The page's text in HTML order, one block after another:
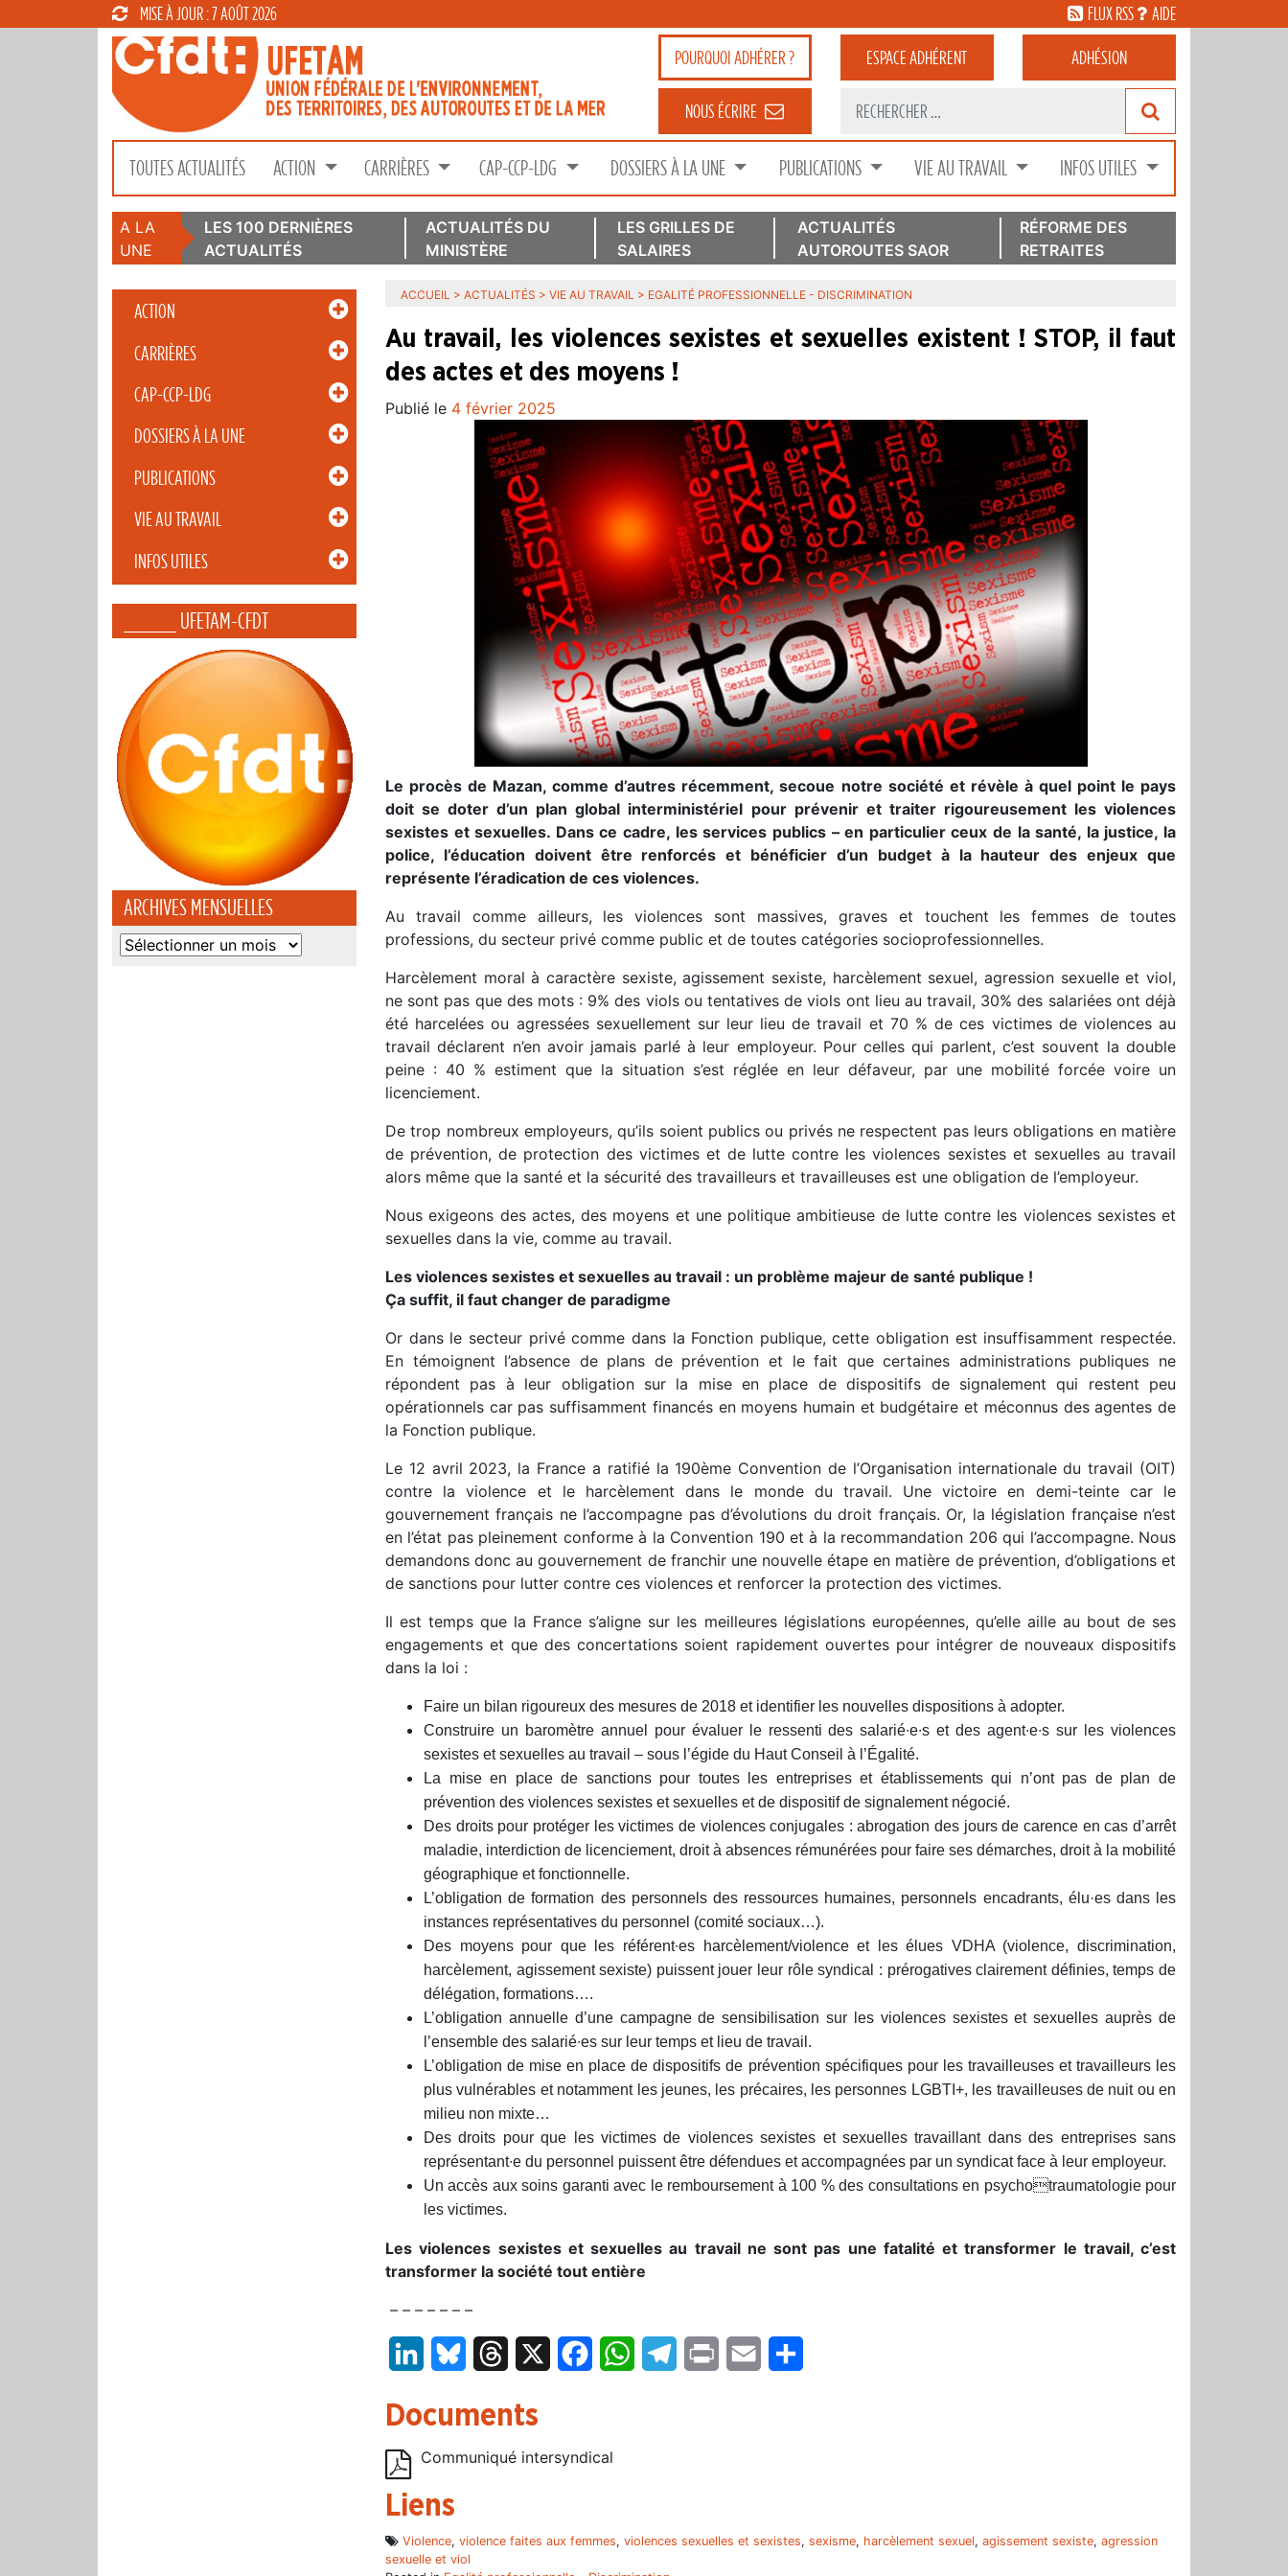
MISE À JOUR : 7 AOÛT 2026 FLUX RSS AIDE
POURQUOIADHÉRER ? ESPACEADHÉRENT ADHÉSION
NOUS ÉCRIRE
TOUTES ACTUALITÉS ACTION CARRIÈRES CAP-CCP-LDG DOSSIERS À LA UNE PUBLICATIONS VIE AU TRAVAIL INFOS UTILES
A LA
UNE
LES 100 DERNIÈRES
ACTUALITÉS
ACTUALITÉS DU
MINISTÈRE
LES GRILLES DE
SALAIRES
ACTUALITÉS
AUTOROUTES SAOR
RÉFORME DES
RETRAITES
ACTION
CARRIÈRES
CAP-CCP-LDG
DOSSIERS À LA UNE
PUBLICATIONS
VIE AU TRAVAIL
INFOS UTILES
_____ UFETAM-CFDT
ARCHIVES MENSUELLES
Archives
ACCUEIL > ACTUALITÉS > VIE AU TRAVAIL > EGALITÉ PROFESSIONNELLE - DISCRIMINATION
Au travail, les violences sexistes et sexuelles existent ! STOP, il faut
des actes et des moyens !
Publié le 4 février 2025
Le procès de Mazan, comme d’autres récemment, secoue notre société et révèle à quel point le pays
doit se doter d’un plan global interministériel pour prévenir et traiter rigoureusement les violences
sexistes et sexuelles. Dans ce cadre, les services publics – en particulier ceux de la santé, la justice, la
police, l’éducation doivent être renforcés et bénéficier d’un budget à la hauteur des enjeux que
représente l’éradication de ces violences.
Au travail comme ailleurs, les violences sont massives, graves et touchent les femmes de toutes
professions, du secteur privé comme public et de toutes catégories socioprofessionnelles.
Harcèlement moral à caractère sexiste, agissement sexiste, harcèlement sexuel, agression sexuelle et viol,
ne sont pas que des mots : 9% des viols ou tentatives de viols ont lieu au travail, 30% des salariées ont déjà
été harcelées ou agressées sexuellement sur leur lieu de travail et 70 % de ces victimes de violences au
travail déclarent n’en avoir jamais parlé à leur employeur. Pour celles qui parlent, c’est souvent la double
peine : 40 % estiment que la situation s’est réglée en leur défaveur, par une mobilité forcée voire un
licenciement.
De trop nombreux employeurs, qu’ils soient publics ou privés ne respectent pas leurs obligations en matière
de prévention, de protection des victimes et de lutte contre les violences sexistes et sexuelles au travail
alors même que la santé et la sécurité des travailleurs et travailleuses est une obligation de l’employeur.
Nous exigeons des actes, des moyens et une politique ambitieuse de lutte contre les violences sexistes et
sexuelles dans la vie, comme au travail.
Les violences sexistes et sexuelles au travail : un problème majeur de santé publique !
Ça suffit, il faut changer de paradigme
Or dans le secteur privé comme dans la Fonction publique, cette obligation est insuffisamment respectée.
En témoignent l’absence de plans de prévention et le fait que certaines administrations publiques ne
répondent pas à leur obligation sur la mise en place de dispositifs de signalement qui restent peu
opérationnels car pas suffisamment financés en moyens humain et budgétaire et méconnus des agentes de
la Fonction publique.
Le 12 avril 2023, la France a ratifié la 190ème Convention de l’Organisation internationale du travail (OIT)
contre la violence et le harcèlement dans le monde du travail. Une victoire en demi-teinte car le
gouvernement français ne l’accompagne pas d’évolutions du droit français. Or, la législation française n’est
en l’état pas pleinement conforme à la Convention 190 et à la recommandation 206 qui l’accompagne. Nous
demandons donc au gouvernement de franchir une nouvelle étape en matière de prévention, d’obligations et
de sanctions pour lutter contre ces violences et renforcer la protection des victimes.
Il est temps que la France s’aligne sur les meilleures législations européennes, qu’elle aille au bout de ses
engagements et que des concertations soient rapidement ouvertes pour intégrer de nouveaux dispositifs
dans la loi :
Faire un bilan rigoureux des mesures de 2018 et identifier les nouvelles dispositions à adopter.
Construire un baromètre annuel pour évaluer le ressenti des salarié∙e∙s et des agent∙e∙s sur les violences
sexistes et sexuelles au travail – sous l’égide du Haut Conseil à l’Égalité.
La mise en place de sanctions pour toutes les entreprises et établissements qui n’ont pas de plan de
prévention des violences sexistes et sexuelles et de dispositif de signalement négocié.
Des droits pour protéger les victimes de violences conjugales : abrogation des jours de carence en cas d’arrêt
maladie, interdiction de licenciement, droit à absences rémunérées pour faire ses démarches, droit à la mobilité
géographique et fonctionnelle.
L’obligation de formation des personnels des ressources humaines, personnels encadrants, élu·es dans les
instances représentatives du personnel (comité sociaux…).
Des moyens pour que les référent∙es harcèlement/violence et les élues VDHA (violence, discrimination,
harcèlement, agissement sexiste) puissent jouer leur rôle syndical : prérogatives clairement définies, temps de
délégation, formations….
L’obligation annuelle d’une campagne de sensibilisation sur les violences sexistes et sexuelles auprès de
l’ensemble des salarié∙es sur leur temps et lieu de travail.
L’obligation de mise en place de dispositifs de prévention spécifiques pour les travailleuses et travailleurs les
plus vulnérables et notamment les jeunes, les précaires, les personnes LGBTI+, les travailleuses de nuit ou en
milieu non mixte…
Des droits pour que les victimes de violences sexistes et sexuelles travaillant dans des entreprises sans
représentant∙e du personnel puissent être défendues et accompagnées par un syndicat face à leur employeur.
Un accès aux soins garanti avec le remboursement à 100 % des consultations en psychotraumatologie pour
les victimes.
Les violences sexistes et sexuelles au travail ne sont pas une fatalité et transformer le travail, c’est
transformer la société tout entière
– – – – – – –
LinkedInBluesky Threads FacebookWhatsAppTelegram
Print Email
Documents
Communiqué intersyndical
Liens
Violence, violence faites aux femmes, violences sexuelles et sexistes, sexisme, harcèlement sexuel, agissement sexiste, agression
sexuelle et viol